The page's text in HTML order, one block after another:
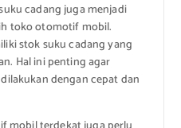
cadang juga menjadi
toko otomotif mobil.
stok suku cadang yang
Hal ini penting agar
dengan cepat dan